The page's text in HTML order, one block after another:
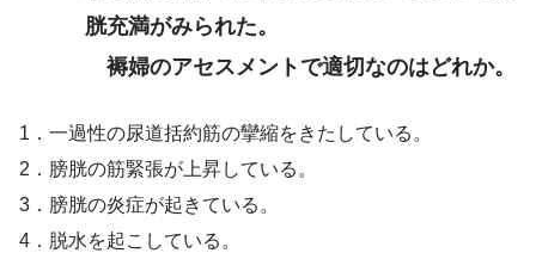
胱充満がみられた。
褥婦のアセスメントで適切なのはどれか。
1．一過性の尿道括約筋の攣縮をきたしている。
2．膀胱の筋緊張が上昇している。
3．膀胱の炎症が起きている。
4．脱水を起こしている。